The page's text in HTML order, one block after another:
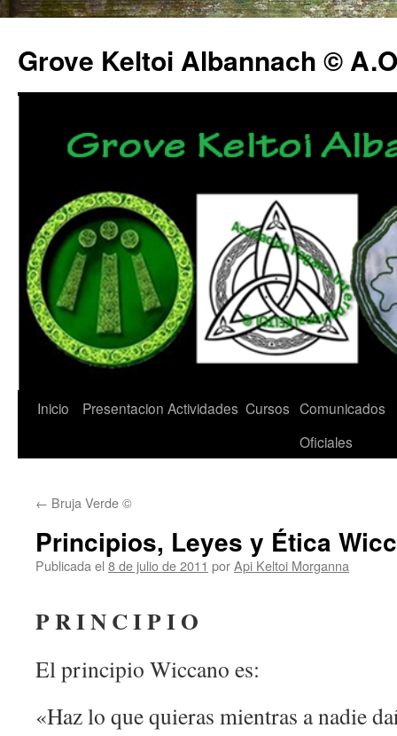
Grove Keltoi Albannach ©
Saltar
Inicio Presentacion Actividades Cursos Comunicados
Oficiales
← Bruja Verde ©
Principios, Leyes y Ética
Publicada el 8 de julio de 2011 porApi Keltoi Morganna
P R I N C I P I O
El principio Wiccano es:
«Haz lo que quieras mientras a nadie